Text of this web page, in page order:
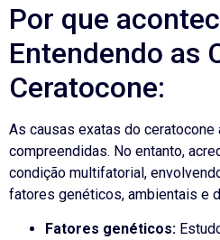
Por que
Entendendo as
Ceratocone:
As causas exatas do ceratocone
compreendidas. No entanto,
condição multifatorial,
fatores genéticos, ambientais e
Fatores genéticos: